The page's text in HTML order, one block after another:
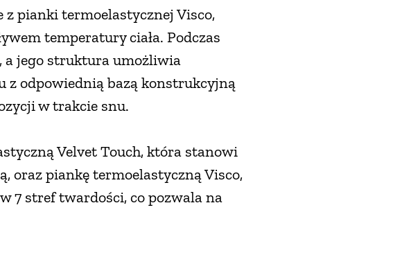
pianki termoelastycznej Visco,
temperatury ciała. Podczas
a jego struktura umożliwia
z odpowiednią bazą konstrukcyjną
w trakcie snu.
Velvet Touch, która stanowi
oraz piankę termoelastyczną Visco,
7 stref twardości, co pozwala na